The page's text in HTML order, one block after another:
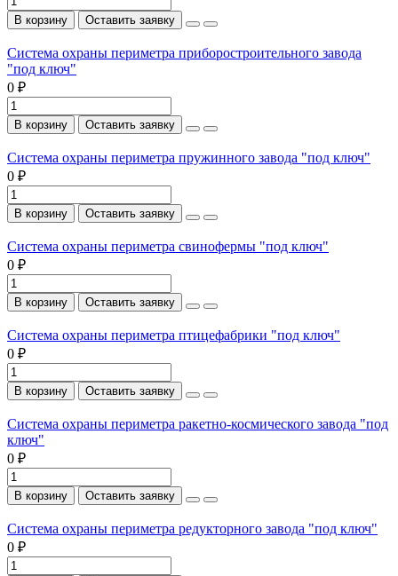
В корзину Оставить заявку
Система охраны периметра приборостроительного завода
"под ключ"
0 ₽
В корзину Оставить заявку
Система охраны периметра пружинного завода "под ключ"
0 ₽
В корзину Оставить заявку
Система охраны периметра свинофермы "под ключ"
0 ₽
В корзину Оставить заявку
Система охраны периметра птицефабрики "под ключ"
0 ₽
В корзину Оставить заявку
Система охраны периметра ракетно-космического завода "под
ключ"
0 ₽
В корзину Оставить заявку
Система охраны периметра редукторного завода "под ключ"
0 ₽